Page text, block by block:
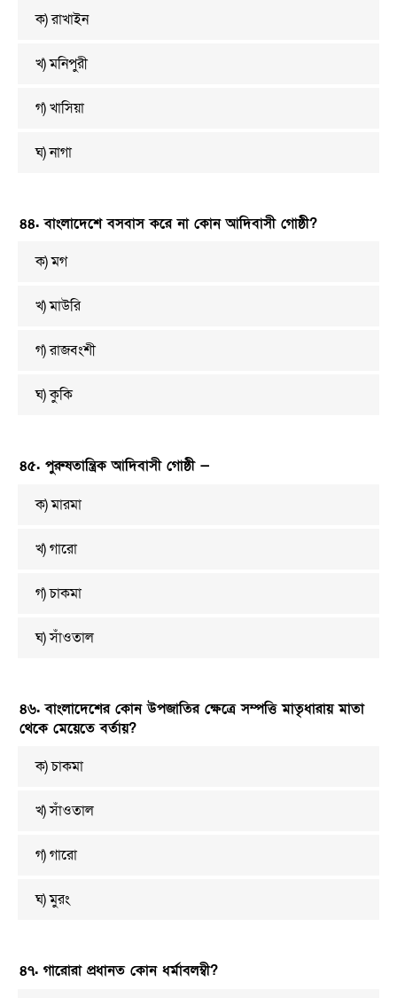
ক) রাখাইন
খ) মনিপুরী
গ) খাসিয়া
ঘ) নাগা
৪৪. বাংলাদেশে বসবাস করে না কোন আদিবাসী গোষ্ঠী?
ক) মগ
খ) মাউরি
গ) রাজবংশী
ঘ) কুকি
৪৫. পুরুষতান্ত্রিক আদিবাসী গোষ্ঠী —
ক) মারমা
খ) গারো
গ) চাকমা
ঘ) সাঁওতাল
৪৬. বাংলাদেশের কোন উপজাতির ক্ষেত্রে সম্পত্তি মাতৃধারায় মাতা
থেকে মেয়েতে বর্তায়?
ক) চাকমা
খ) সাঁওতাল
গ) গারো
ঘ) মুরং
৪৭. গারোরা প্রধানত কোন ধর্মাবলম্বী?